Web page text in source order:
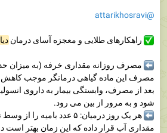
@attarikhosravi
راهکارهای طلایی و معجزه آسای درمان
مصرف روزانه مقداری خرفه (به میزان
بعد از مصرف، وابستگی بیمار به داروی
شود و به مرور از بین می رود.
هر یک روز درمیان: ۵ عدد بامیه